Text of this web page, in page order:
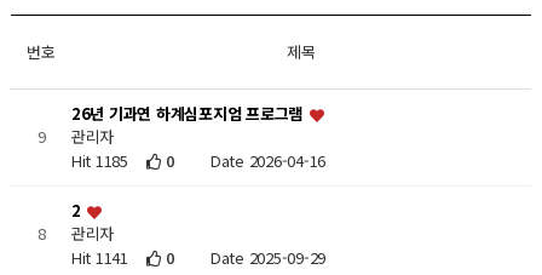
번호 제목
9
26년 기과연 하계심포지엄 프로그램
관리자
Hit 1185
0 Date 2026-04-16
8
2
관리자
Hit 1141
0 Date 2025-09-29